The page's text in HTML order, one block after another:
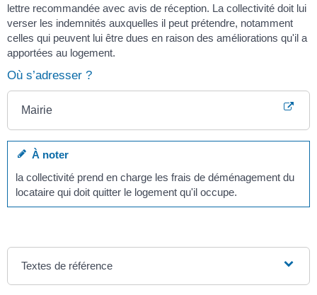
lettre recommandée avec avis de réception. La collectivité doit lui
verser les indemnités auxquelles il peut prétendre, notamment
celles qui peuvent lui être dues en raison des améliorations qu'il a
apportées au logement.
Où s’adresser ?
Mairie
À noter
la collectivité prend en charge les frais de déménagement du
locataire qui doit quitter le logement qu'il occupe.
Textes de référence